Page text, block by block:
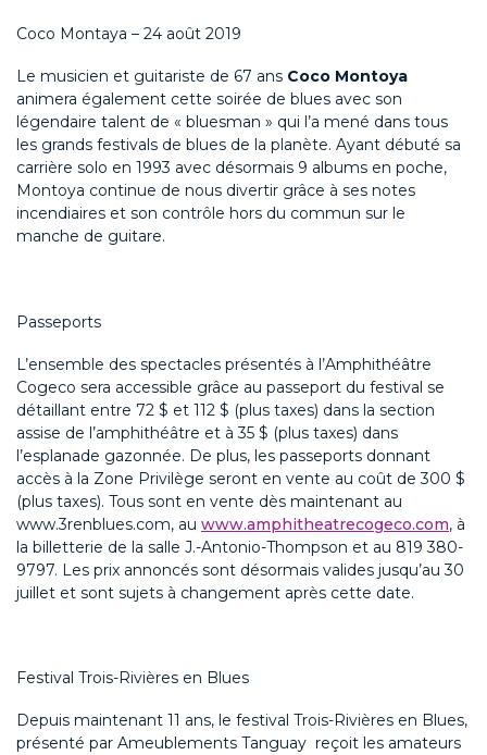
Coco Montaya – 24 août 2019
Le musicien et guitariste de 67 ans Coco Montoya
animera également cette soirée de blues avec son
légendaire talent de « bluesman » qui l’a mené dans tous
les grands festivals de blues de la planète. Ayant débuté sa
carrière solo en 1993 avec désormais 9 albums en poche,
Montoya continue de nous divertir grâce à ses notes
incendiaires et son contrôle hors du commun sur le
manche de guitare.
Passeports
L’ensemble des spectacles présentés à l’Amphithéâtre
Cogeco sera accessible grâce au passeport du festival se
détaillant entre 72 $ et 112 $ (plus taxes) dans la section
assise de l’amphithéâtre et à 35 $ (plus taxes) dans
l’esplanade gazonnée. De plus, les passeports donnant
accès à la Zone Privilège seront en vente au coût de 300 $
(plus taxes). Tous sont en vente dès maintenant au
www.3renblues.com, au www.amphitheatrecogeco.com, à
la billetterie de la salle J.-Antonio-Thompson et au 819 380-
9797. Les prix annoncés sont désormais valides jusqu’au 30
juillet et sont sujets à changement après cette date.
Festival Trois-Rivières en Blues
Depuis maintenant 11 ans, le festival Trois-Rivières en Blues,
présenté par Ameublements Tanguay reçoit les amateurs